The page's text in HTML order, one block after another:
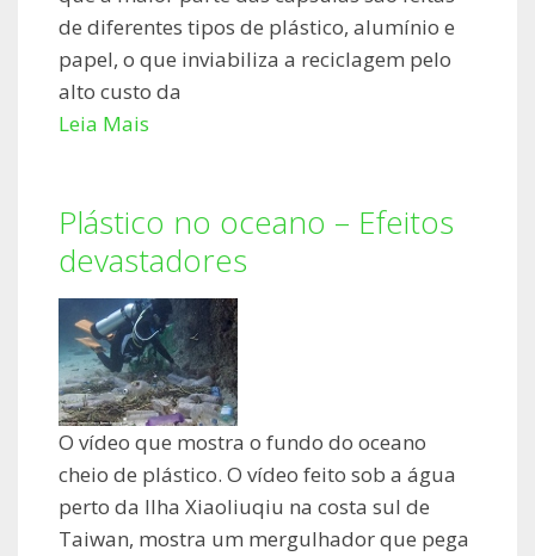
de diferentes tipos de plástico, alumínio e
papel, o que inviabiliza a reciclagem pelo
alto custo da
Leia Mais
Plástico no oceano – Efeitos
devastadores
O vídeo que mostra o fundo do oceano
cheio de plástico. O vídeo feito sob a água
perto da Ilha Xiaoliuqiu na costa sul de
Taiwan, mostra um mergulhador que pega